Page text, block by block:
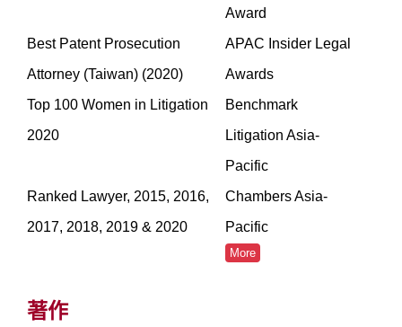
Award
Best Patent Prosecution
Attorney (Taiwan) (2020)
APAC Insider Legal
Awards
Top 100 Women in Litigation
2020
Benchmark
Litigation Asia-
Pacific
Ranked Lawyer, 2015, 2016,
2017, 2018, 2019 & 2020
Chambers Asia-
Pacific
More
著作